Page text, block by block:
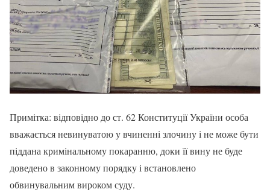
Примітка: відповідно до ст. 62 Конституції України особа
вважається невинуватою у вчиненні злочину і не може бути
піддана кримінальному покаранню, доки її вину не буде
доведено в законному порядку і встановлено
обвинувальним вироком суду.